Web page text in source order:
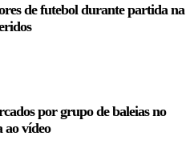
de futebol durante partida na
por grupo de baleias no
ao vídeo